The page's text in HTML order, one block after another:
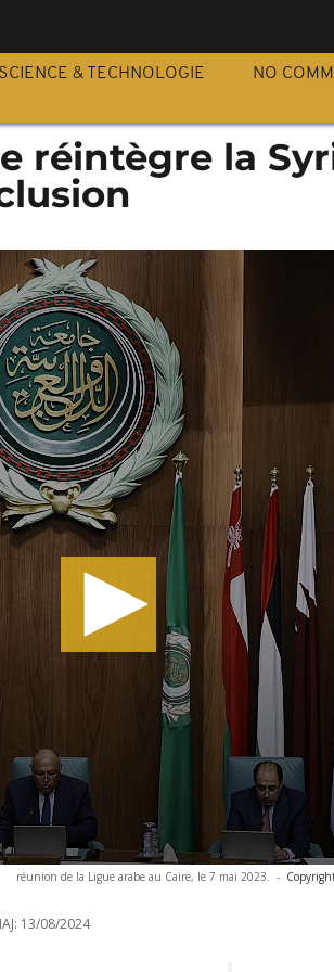
SCIENCE & TECHNOLOGIE NO
réintègre la
réunion de la Ligue arabe au Caire, le 7 mai 2023. -
13/08/2024